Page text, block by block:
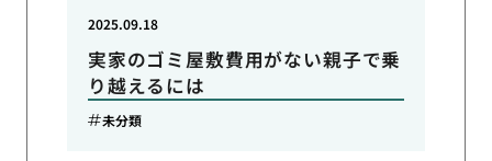
実家のゴミ屋敷費用がない親子で乗
り越えるには
2025.09.18
未分類